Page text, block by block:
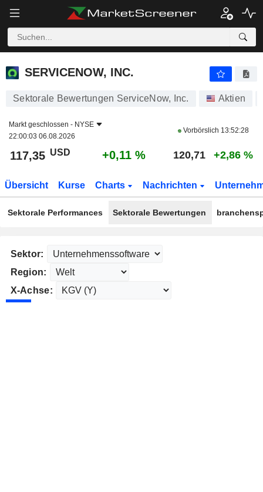
SERVICENOW, INC.
SERVICENOW, INC.
Sektorale Bewertungen ServiceNow, Inc. Aktien
Markt geschlossen - NYSE
22:00:03 06.08.2026
Vorbörslich 13:52:28
117,35 USD +0,11 % 120,71 +2,86 %
Übersicht Kurse Charts Nachrichten
Sektorale Performances Sektorale Bewertungen
Sektor:
Region:
X-Achse: